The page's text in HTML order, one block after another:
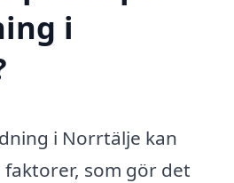
i
i Norrtälje kan
som gör det